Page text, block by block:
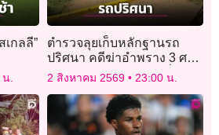
เกลลี”
.
ตำรวจลุยเก็บหลักฐานรถ
ปริศนา คดีฆ่าอำพราง 3 ศพ
ฝังดิน เร่งหาหลักฐานเชื่อม
2 สิงหาคม 2569 23:00 น.